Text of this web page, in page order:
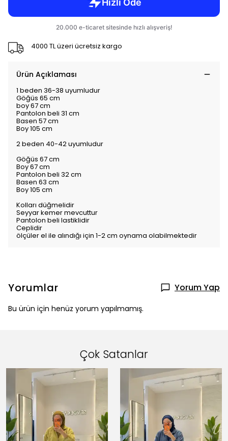
4000 TL üzeri ücretsiz kargo
Ürün Açıklaması
1 beden 36-38 uyumludur
Göğüs 65 cm
boy 67 cm
Pantolon beli 31 cm
Basen 57 cm
Boy 105 cm
2 beden 40-42 uyumludur
Göğüs 67 cm
Boy 67 cm
Pantolon beli 32 cm
Basen 63 cm
Boy 105 cm
Kolları düğmelidir
Seyyar kemer mevcuttur
Pantolon beli lastiklidir
Ceplidir
ölçüler el ile alındığı için 1-2 cm oynama olabilmektedir
Yorumlar Yorum Yap
Bu ürün için henüz yorum yapılmamış.
Çok Satanlar